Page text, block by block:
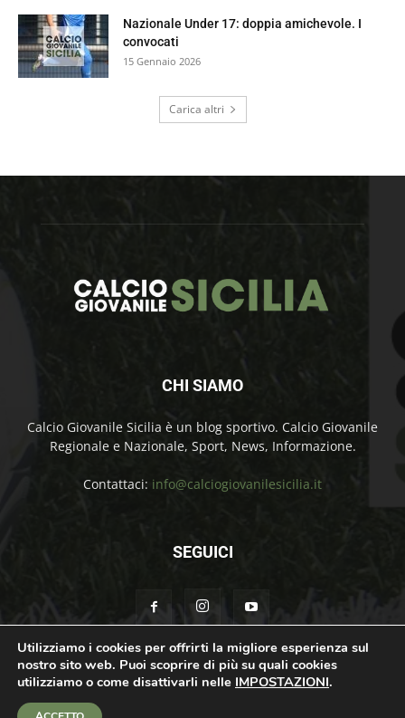
Nazionale Under 17: doppia amichevole. I
convocati
15 Gennaio 2026
Carica altri
CHI SIAMO
Calcio Giovanile Sicilia è un blog sportivo. Calcio Giovanile
Regionale e Nazionale, Sport, News, Informazione.
Contattaci: info@calciogiovanilesicilia.it
SEGUICI
Chi Siamo Contatti Cookie Policy Privacy Policy
© Calcio Giovanile Sicilia Copyright by Rosolino Ciprì | Support by
Utilizziamo i cookies per offrirti la migliore esperienza sul
nostro sito web. Puoi scoprire di più su quali cookies
utilizziamo o come disattivarli nelle IMPOSTAZIONI.